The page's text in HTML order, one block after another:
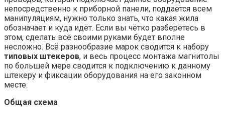
непосредственно к приборной панели, поддаётся всем
манипуляциям, нужно только знать, что какая жила
обозначает и куда идёт. Если вы чётко разберётесь в
этом, сделать всё своими руками будет вполне
несложно. Всё разнообразие марок сводится к набору
типовых штекеров, и весь процесс монтажа магнитолы
по большей мере сводится к подключению к данному
штекеру и фиксации оборудования на его законном
месте.
Общая схема